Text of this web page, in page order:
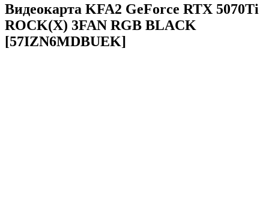
Видеокарта KFA2 GeForce RTX 5070Ti
ROCK(X) 3FAN RGB BLACK
[57IZN6MDBUEK]